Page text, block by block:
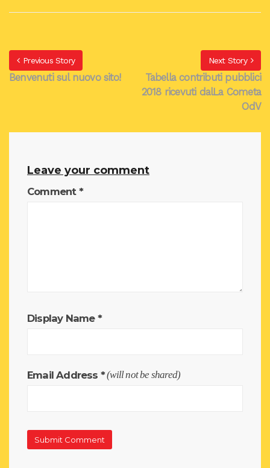
Previous Story
Benvenuti sul nuovo sito!
Next Story
Tabella contributi pubblici
2018 ricevuti dalLa Cometa
OdV
Leave your comment
Comment *
Display Name *
Email Address *(will not be shared)